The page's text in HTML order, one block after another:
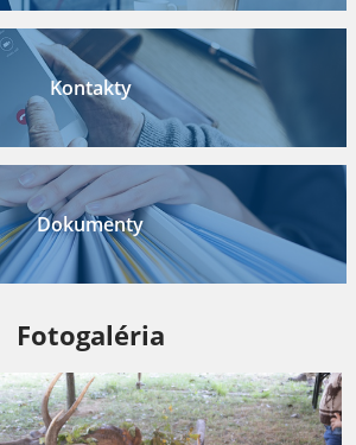
Kontakty
Dokumenty
Fotogaléria